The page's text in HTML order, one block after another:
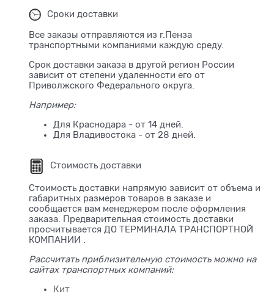
Сроки доставки
Все заказы отправляются из г.Пенза
транспортными компаниями каждую среду.
Срок доставки заказа в другой регион России
зависит от степени удаленности его от
Приволжского Федерального округа.
Например:
Для Краснодара - от 14 дней.
Для Владивостока - от 28 дней.
Стоимость доставки
Стоимость доставки напрямую зависит от объема и
габаритных размеров товаров в заказе и
сообщается вам менеджером после оформления
заказа. Предварительная стоимость доставки
просчитывается ДО ТЕРМИНАЛА ТРАНСПОРТНОЙ
КОМПАНИИ .
Рассчитать приблизительную стоимость можно на
сайтах транспортных компаний:
Кит